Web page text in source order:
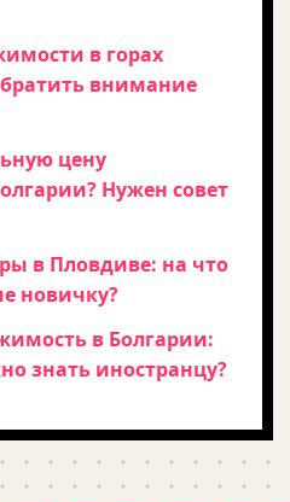
в горах
внимание
цену
Нужен совет
в Пловдиве: на что
новичку?
в Болгарии:
знать иностранцу?